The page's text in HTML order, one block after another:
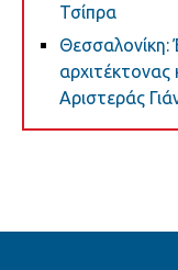
Τσίπρα
αρχιτέκτονας
Αριστεράς